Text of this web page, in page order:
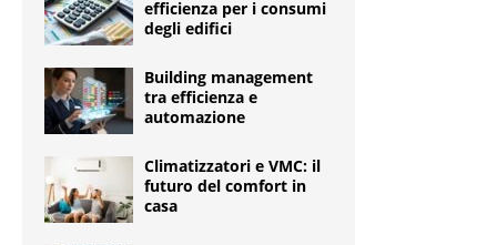
efficienza per i consumi
degli edifici
Building management
tra efficienza e
automazione
Climatizzatori e VMC: il
futuro del comfort in
casa